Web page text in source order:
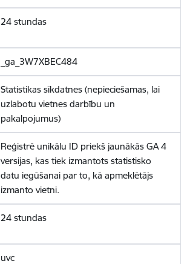
24 stundas
_ga_3W7XBEC484
Statistikas sīkdatnes (nepieciešamas, lai
uzlabotu vietnes darbību un
pakalpojumus)
Reģistrē unikālu ID priekš jaunākās GA 4
versijas, kas tiek izmantots statistisko
datu iegūšanai par to, kā apmeklētājs
izmanto vietni.
24 stundas
uvc